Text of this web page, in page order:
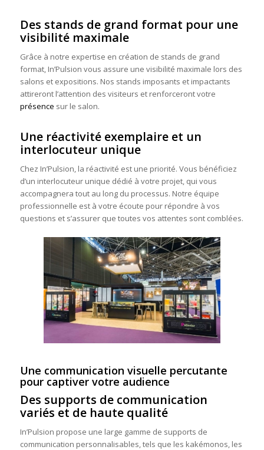
Des stands de grand format pour une
visibilité maximale
Grâce à notre expertise en création de stands de grand
format, In’Pulsion vous assure une visibilité maximale lors des
salons et expositions. Nos stands imposants et impactants
attireront l’attention des visiteurs et renforceront votre
présence sur le salon.
Une réactivité exemplaire et un
interlocuteur unique
Chez In’Pulsion, la réactivité est une priorité. Vous bénéficiez
d’un interlocuteur unique dédié à votre projet, qui vous
accompagnera tout au long du processus. Notre équipe
professionnelle est à votre écoute pour répondre à vos
questions et s’assurer que toutes vos attentes sont comblées.
Une communication visuelle percutante
pour captiver votre audience
Des supports de communication
variés et de haute qualité
In’Pulsion propose une large gamme de supports de
communication personnalisables, tels que les kakémonos, les